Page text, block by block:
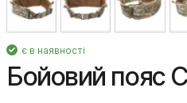
є в наявності
Бойовий пояс